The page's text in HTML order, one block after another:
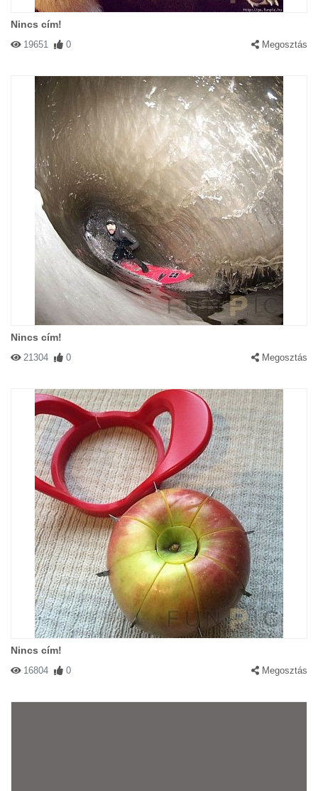
Nincs cím!
19651 0 Megosztás
Nincs cím!
21304 0 Megosztás
Nincs cím!
16804 0 Megosztás